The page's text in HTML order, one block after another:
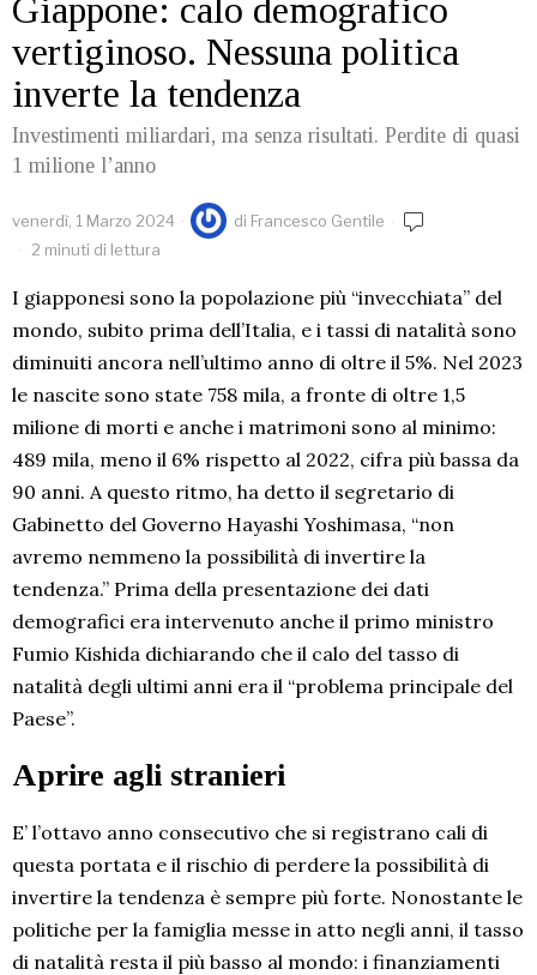
Giappone: calo demografico
vertiginoso. Nessuna politica
inverte la tendenza
Investimenti miliardari, ma senza risultati. Perdite di quasi
1 milione l’anno
venerdì, 1 Marzo 2024 di Francesco Gentile
2 minuti di lettura
I giapponesi sono la popolazione più “invecchiata” del
mondo, subito prima dell’Italia, e i tassi di natalità sono
diminuiti ancora nell’ultimo anno di oltre il 5%. Nel 2023
le nascite sono state 758 mila, a fronte di oltre 1,5
milione di morti e anche i matrimoni sono al minimo:
489 mila, meno il 6% rispetto al 2022, cifra più bassa da
90 anni. A questo ritmo, ha detto il segretario di
Gabinetto del Governo Hayashi Yoshimasa, “non
avremo nemmeno la possibilità di invertire la
tendenza.” Prima della presentazione dei dati
demografici era intervenuto anche il primo ministro
Fumio Kishida dichiarando che il calo del tasso di
natalità degli ultimi anni era il “problema principale del
Paese”.
Aprire agli stranieri
E’ l’ottavo anno consecutivo che si registrano cali di
questa portata e il rischio di perdere la possibilità di
invertire la tendenza è sempre più forte. Nonostante le
politiche per la famiglia messe in atto negli anni, il tasso
di natalità resta il più basso al mondo: i finanziamenti